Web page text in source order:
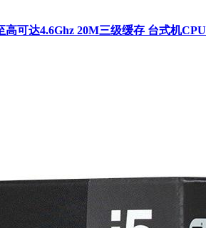
可达4.6Ghz 20M三级缓存 台式机CPU